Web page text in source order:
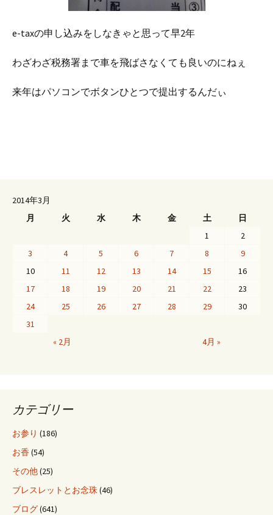
e-taxの申し込みをしなきゃと思って早2年
わざわざ税務署まで車を飛ばさなくても良いのにねぇ
来年はパソコンでボタンひとつで提出するんだぃ
2014年3月
月
火 水 木 金 土
日
1
2
3
4 5 6 7 8
9
10
11 12 13 14 15
16
17
18 19 20 21 22
23
24
25 26 27 28 29
30
31
« 2月
4月 »
カテゴリー
お参り (186)
お香(54)
その他(25)
ブレスレットとお念珠(46)
ブログ(641)